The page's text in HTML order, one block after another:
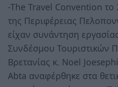
-The Travel Convention
της Περιφέρειας
είχαν συνάντηση
Συνδέσμου Τουριστικών
Βρετανίας κ. Noel
Abta αναφέρθηκε στα